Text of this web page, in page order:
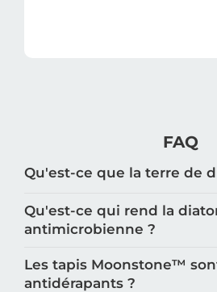
FAQ
Qu'est-ce que la terre de
Qu'est-ce qui rend la
antimicrobienne ?
Les tapis Moonstone™️
antidérapants ?